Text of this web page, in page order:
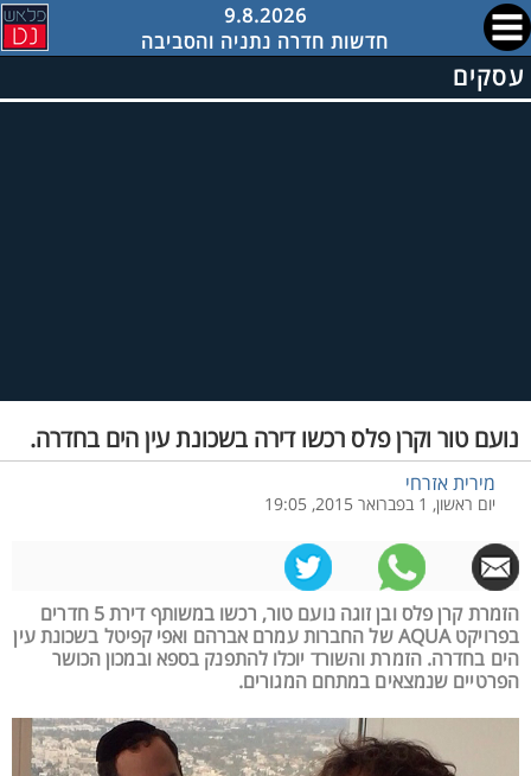
9.8.2026
חדשות חדרה נתניה והסביבה
עסקים
נועם טור וקרן פלס רכשו דירה בשכונת עין הים בחדרה.
מירית אזרחי
יום ראשון, 1 בפברואר 2015, 19:05
הזמרת קרן פלס ובן זוגה נועם טור, רכשו במשותף דירת 5 חדרים
בפרויקט AQUA של החברות עמרם אברהם ואפי קפיטל בשכונת עין
הים בחדרה. הזמרת והשורד יוכלו להתפנק בספא ובמכון הכושר
הפרטיים שנמצאים במתחם המגורים.